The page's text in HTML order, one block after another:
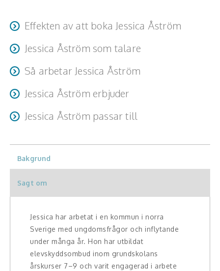
kundfokus
Förändring, organisation,
organisationsutveckling
Hälsa, friskvård
intraprenörskap
Kommunikation och media
Ledarskap, medarbetarskap, HR
Miljö, hållbar utveckling
Målsättning, motivation, attityd
Mångfald och integration
Effekten av att boka Jessica Åström
Publiken får insikten att förändring är möjlig – ofta
självförtroende, inre styrka och modet att gå sin egen
Jessica Åström som talare
Jessica är en engagerande och motiverande föreläsare
som fångar publiken med sin äkthet och närvaro. Hennes
berättelser berör på djupet och skapar ett starkt
Så arbetar Jessica Åström
Jessica anpassar varje föreläsning efter målgruppen och
arbetar nära uppdragsgivaren för att skapa maximal
effekt. Hon utgår från egna erfarenheter och väver in
konkreta exempel som deltagarna kan relatera till och ta
Jessica Åström erbjuder
Inspirerande föreläsningar som ger verktyg för att hantera
motgångar, öka den inre styrkan och förändra både
områden som motivation, bemötande och personlig
utveckling, skräddarsydda för både ungdomar och vuxna.
Jessica Åström passar till
organisationer och alla som vill inspireras av livskraft,
uthållighet och mänsklig styrka.
Bakgrund
Sagt om
Jessica har arbetat i en kommun i norra
Sverige med ungdomsfrågor och inflytande
under många år. Hon har utbildat
elevskyddsombud inom grundskolans
årskurser 7–9 och varit engagerad i arbete